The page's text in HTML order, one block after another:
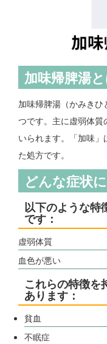
加味帰脾湯
加味帰脾湯（かみき
つです。主に虚弱体
いられます。「加味」
た処方です。
どんな症状
以下のような特
です：
虚弱体質
血色が悪い
これらの特徴を
あります：
貧血
不眠症